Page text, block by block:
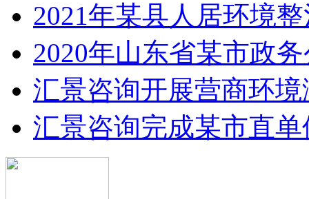
2021年某县人居环境
2020年山东省某市政
汇景咨询开展营商环
汇景咨询完成某市直